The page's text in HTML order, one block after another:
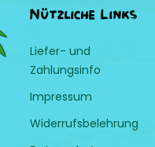
Nützliche Links
Liefer- und
Zahlungsinfo
Impressum
Widerrufsbelehrung